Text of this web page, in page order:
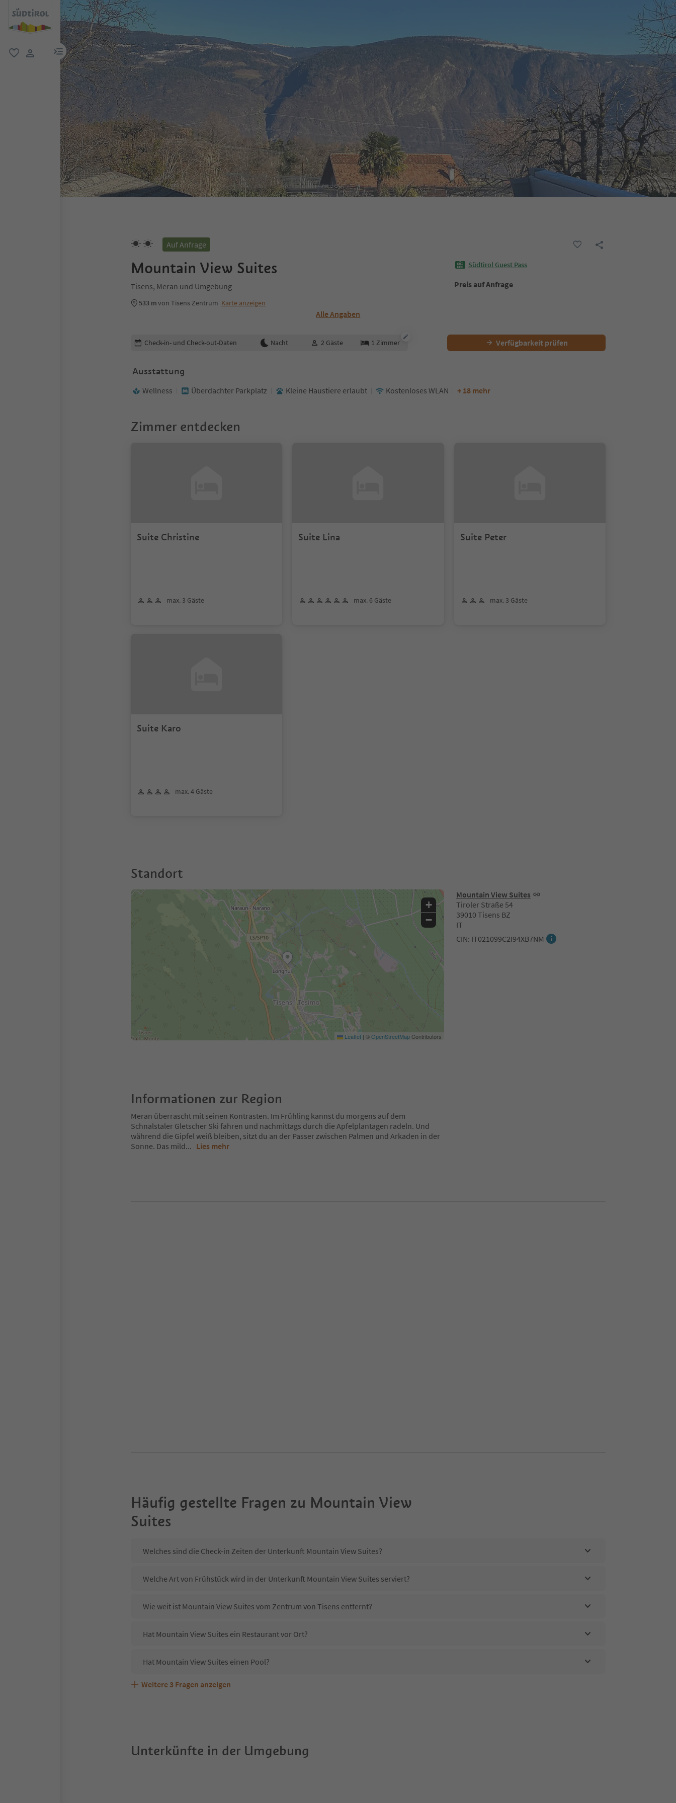
menu link
Auf Anfrage
Mountain View Suites
Tisens, Meran und Umgebung
533 mvon Tisens Zentrum Karte anzeigen
Alle Angaben
Südtirol Guest Pass
Preis auf Anfrage
Buchungsdetails bearbeiten
Check-in- und Check-out-Daten Nacht 2 Gäste 1 Zimmer Verfügbarkeit prüfen
Ausstattung
Wellness Überdachter Parkplatz Kleine Haustiere erlaubt Kostenloses WLAN + 18 mehr
Zimmer entdecken
Suite Christine
max. 3 Gäste
Suite Lina
max. 6 Gäste
Suite Peter
max. 3 Gäste
Suite Karo
max. 4 Gäste
Standort
Mountain View Suites
Tiroler Straße 54
39010 Tisens BZ
IT
CIN: IT021099C2I94XB7NM
+
−
Leaflet | ©OpenStreetMapContributors
Informationen zur Region
Meran überrascht mit seinen Kontrasten. Im Frühling kannst du morgens auf dem
Schnalstaler Gletscher Ski fahren und nachmittags durch die Apfelplantagen radeln. Und
während die Gipfel weiß bleiben, sitzt du an der Passer zwischen Palmen und Arkaden in der
Sonne. Das mild... Lies mehr
Häufig gestellte Fragen zu Mountain View
Suites
Welches sind die Check-in Zeiten der Unterkunft Mountain View Suites?
Welche Art von Frühstück wird in der Unterkunft Mountain View Suites serviert?
Wie weit ist Mountain View Suites vom Zentrum von Tisens entfernt?
Hat Mountain View Suites ein Restaurant vor Ort?
Hat Mountain View Suites einen Pool?
Sind Haustiere in der Unterkunft Mountain View Suites erlaubt?
Welche Services bietet Mountain View Suites?
Weitere 3 Fragen anzeigen
Unterkünfte in der Umgebung